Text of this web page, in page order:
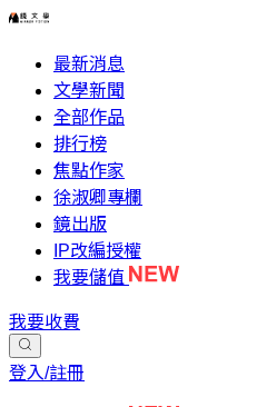
最新消息
文學新聞
全部作品
排行榜
焦點作家
徐淑卿專欄
鏡出版
IP改編授權
我要儲值
我要收費
登入/註冊